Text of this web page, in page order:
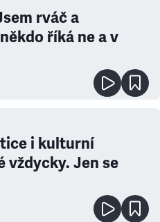
rváč a
říká ne a v
i kulturní
Jen se